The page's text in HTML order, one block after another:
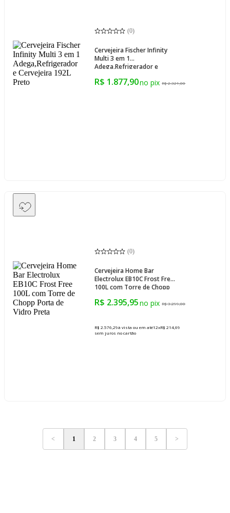
(0)
Cervejeira Fischer Infinity
Multi 3 em 1
Adega,Refrigerador e
R$ 1.877,90 R$ 2.321,00
(0)
Cervejeira Home Bar
Electrolux EB10C Frost Free
100L com Torre de Chopp
R$ 2.395,95 R$ 3.299,00
R$ 2.576,29à vista ou em até12xR$ 214,69
sem juros no cartão
< 1 2 3 4 5 >